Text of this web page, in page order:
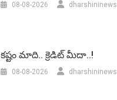
08-08-2026 dharshininews
కష్టం మాది.. క్రెడిట్ మీదా..!
08-08-2026 dharshininews